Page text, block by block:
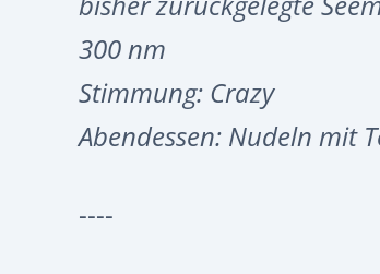
300 nm
Stimmung: Crazy
Abendessen: Nudeln mit
----